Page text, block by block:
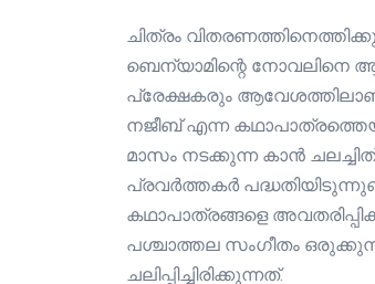
ചിത്രം
ബെന്യാമിന്റെ നോവലിനെ
പ്രേക്ഷകരും
നജീബ് എന്ന
മാസം നടക്കുന്ന കാൻ
പ്രവർത്തകർ
കഥാപാത്രങ്ങളെ
പശ്ചാത്തല സംഗീതം
ചലിപ്പിച്ചിരിക്കുന്നത്.